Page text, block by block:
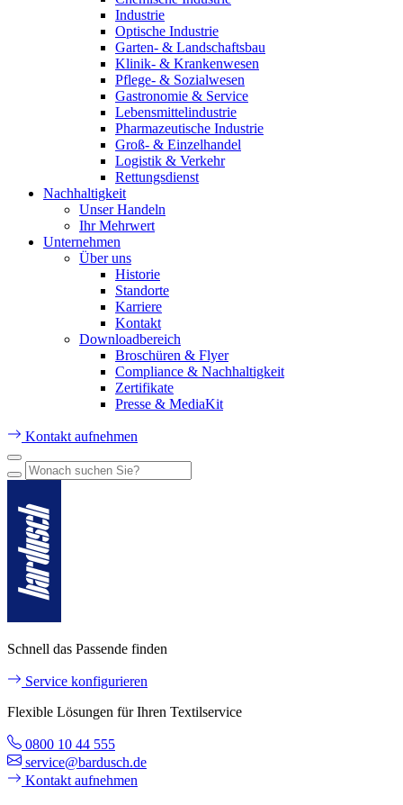
Industrie
Optische Industrie
Garten- & Landschaftsbau
Klinik- & Krankenwesen
Pflege- & Sozialwesen
Gastronomie & Service
Lebensmittelindustrie
Pharmazeutische Industrie
Groß- & Einzelhandel
Logistik & Verkehr
Rettungsdienst
Nachhaltigkeit
Unser Handeln
Ihr Mehrwert
Unternehmen
Über uns
Historie
Standorte
Karriere
Kontakt
Downloadbereich
Broschüren & Flyer
Compliance & Nachhaltigkeit
Zertifikate
Presse & MediaKit
Kontakt aufnehmen
Schnell das Passende finden
Service konfigurieren
Flexible Lösungen für Ihren Textilservice
0800 10 44 555
service@bardusch.de
Kontakt aufnehmen